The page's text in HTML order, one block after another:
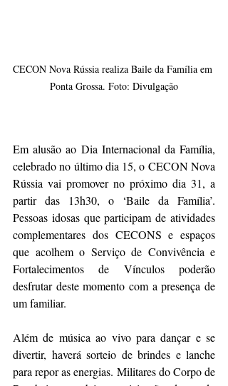
CECON Nova Rússia realiza Baile da Família em
Ponta Grossa. Foto: Divulgação
Em alusão ao Dia Internacional da Família,
celebrado no último dia 15, o CECON Nova
Rússia vai promover no próximo dia 31, a
partir das 13h30, o ‘Baile da Família’.
Pessoas idosas que participam de atividades
complementares dos CECONS e espaços
que acolhem o Serviço de Convivência e
Fortalecimentos de Vínculos poderão
desfrutar deste momento com a presença de
um familiar.
Além de música ao vivo para dançar e se
divertir, haverá sorteio de brindes e lanche
para repor as energias. Militares do Corpo de